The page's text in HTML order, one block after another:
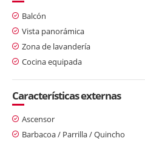
Balcón
Vista panorámica
Zona de lavandería
Cocina equipada
Características externas
Ascensor
Barbacoa / Parrilla / Quincho